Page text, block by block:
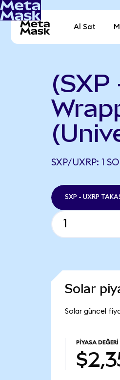
Al Sat
(SXP
SXP/UXRP: 1
SXP - UXRP
Solar
Solar güncel
PIYASA DEĞERI